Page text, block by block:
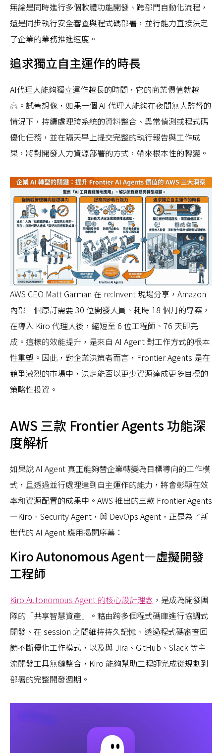
無論是同時進行多個軟體功能開發、跨部門自動化流程，
還是同步執行安全審查與程式碼部署，並行能力直接決定
了企業的業務推進速度。
追求獨立自主運作的時長
AI代理人能夠獨立運作越長的時間，它的商業價值就越
高。試著想像，如果一個 AI 代理人能夠在夜間無人監督的
情況下，持續處理跨系統的資料整合、異常偵測或程式碼
優化任務，並在隔天早上提交完整的執行報告與工作成
果，將對開發人力資源部署的方式，帶來根本性的轉變。
AWS CEO Matt Garman 在 re:Invent 現場分享，Amazon
內部一個原訂需要 30 位開發人員、耗時 18 個月的專案，
在導入 Kiro 代理人後，縮短至 6 位工程師、76 天即完
成。這樣的效能提升，是來自 AI Agent 對工作方式的根本
性重塑。因此，對企業決策者而言，Frontier Agents 是在
競爭激烈的市場中，決定能否以更少資源達成更多目標的
策略性投資。
AWS 三款 Frontier Agents 功能深
度解析
如果說 AI Agent 真正能夠替企業轉變為目標導向的工作模
式，且透過並行處理達到自主運作的能力，將會彰顯在效
率和資源配置的成果中。AWS 推出的三款 Frontier Agents
—Kiro、Security Agent，與 DevOps Agent，正是為了新
世代的 AI Agent 應用揭開序幕：
Kiro Autonomous Agent—虛擬開發
工程師
Kiro Autonomous Agent 的核心設計理念 ，是成為開發團
隊的「共享智慧資產」。藉由跨多個程式碼庫進行協調式
開發、在 session 之間維持持久記憶、透過程式碼審查回
饋不斷優化工作模式，以及與 Jira、GitHub、Slack 等主
流開發工具無縫整合，Kiro 能夠幫助工程師完成從規劃到
部署的完整開發週期。